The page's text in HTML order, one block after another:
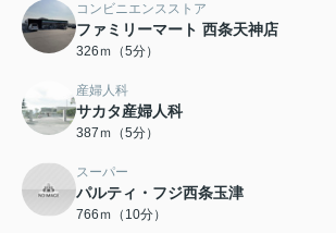
コンビニエンスストア
ファミリーマート 西条天神店
326ｍ（5分）
産婦人科
サカタ産婦人科
387ｍ（5分）
スーパー
パルティ・フジ西条玉津
766ｍ（10分）